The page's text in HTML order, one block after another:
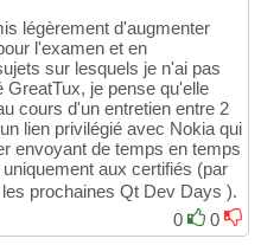
légèrement d'augmenter
l'examen et en
sur lesquels je n'ai pas
je pense qu'elle
cours d'un entretien entre 2
lien privilégié avec Nokia qui
envoyant de temps en temps
aux certifiés (par
prochaines Qt Dev Days ).
0
0